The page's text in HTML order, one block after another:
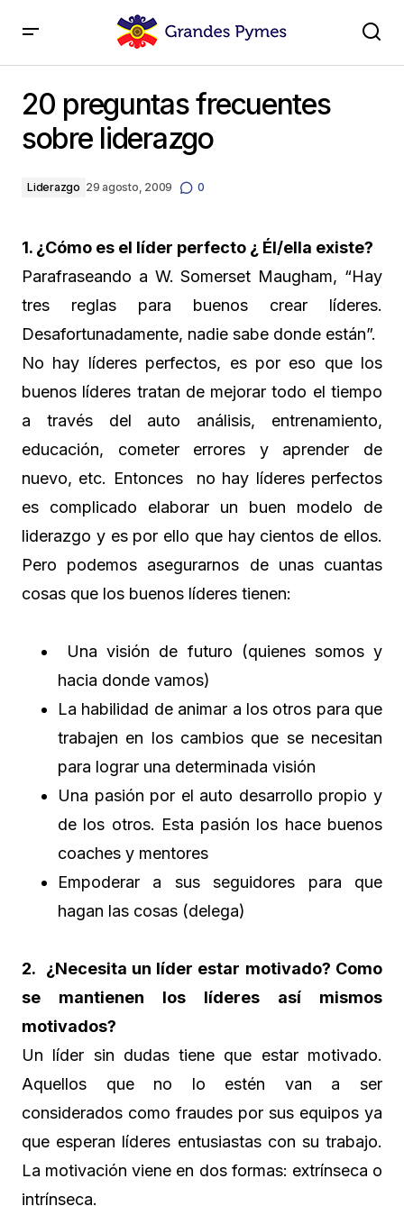
20 preguntas frecuentes
sobre liderazgo
Liderazgo 29 agosto, 2009 0
1. ¿Cómo es el líder perfecto ¿ Él/ella existe?
Parafraseando a W. Somerset Maugham, “Hay
tres reglas para buenos crear líderes.
Desafortunadamente, nadie sabe donde están”.
No hay líderes perfectos, es por eso que los
buenos líderes tratan de mejorar todo el tiempo
a través del auto análisis, entrenamiento,
educación, cometer errores y aprender de
nuevo, etc. Entonces no hay líderes perfectos
es complicado elaborar un buen modelo de
liderazgo y es por ello que hay cientos de ellos.
Pero podemos asegurarnos de unas cuantas
cosas que los buenos líderes tienen:
Una visión de futuro (quienes somos y
hacia donde vamos)
La habilidad de animar a los otros para que
trabajen en los cambios que se necesitan
para lograr una determinada visión
Una pasión por el auto desarrollo propio y
de los otros. Esta pasión los hace buenos
coaches y mentores
Empoderar a sus seguidores para que
hagan las cosas (delega)
2. ¿Necesita un líder estar motivado? Como
se mantienen los líderes así mismos
motivados?
Un líder sin dudas tiene que estar motivado.
Aquellos que no lo estén van a ser
considerados como fraudes por sus equipos ya
que esperan líderes entusiastas con su trabajo.
La motivación viene en dos formas: extrínseca o
intrínseca.